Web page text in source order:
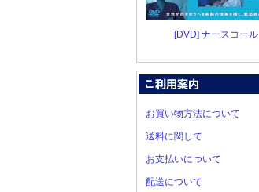
[DVD] ナースコール
お買い物方法について
送料に関して
お支払いについて
配送について